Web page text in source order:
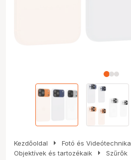
Kezdőoldal arrow_right Fotó és Videótechnika
Objektívek és tartozékaik arrow_right Szűrők